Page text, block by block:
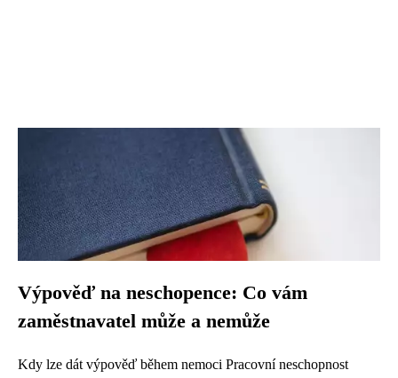
Výpověď na neschopence: Co vám
zaměstnavatel může a nemůže
Kdy lze dát výpověď během nemoci Pracovní neschopnost